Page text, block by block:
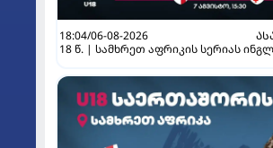
18:04/06-08-2026
18 წ. | სამხრეთ აფრიკის სერიას